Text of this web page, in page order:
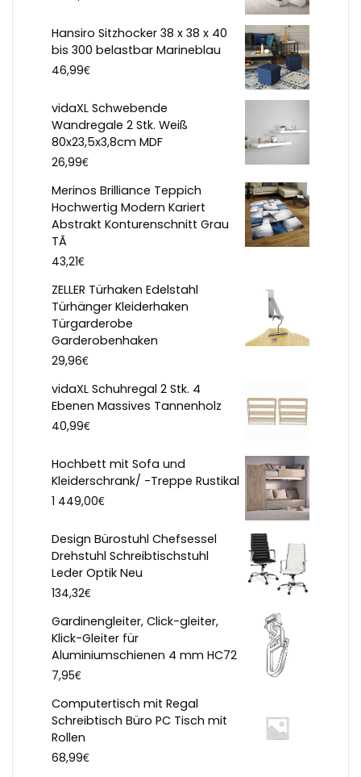
Hansiro Sitzhocker 38 x 38 x 40
bis 300 belastbar Marineblau
46,99€
vidaXL Schwebende
Wandregale 2 Stk. Weiß
80x23,5x3,8cm MDF
26,99€
Merinos Brilliance Teppich
Hochwertig Modern Kariert
Abstrakt Konturenschnitt Grau
TÃ
43,21€
ZELLER Türhaken Edelstahl
Türhänger Kleiderhaken
Türgarderobe
Garderobenhaken
29,96€
vidaXL Schuhregal 2 Stk. 4
Ebenen Massives Tannenholz
40,99€
Hochbett mit Sofa und
Kleiderschrank/ -Treppe Rustikal
1 449,00€
Design Bürostuhl Chefsessel
Drehstuhl Schreibtischstuhl
Leder Optik Neu
134,32€
Gardinengleiter, Click-gleiter,
Klick-Gleiter für
Aluminiumschienen 4 mm HC72
7,95€
Computertisch mit Regal
Schreibtisch Büro PC Tisch mit
Rollen
68,99€